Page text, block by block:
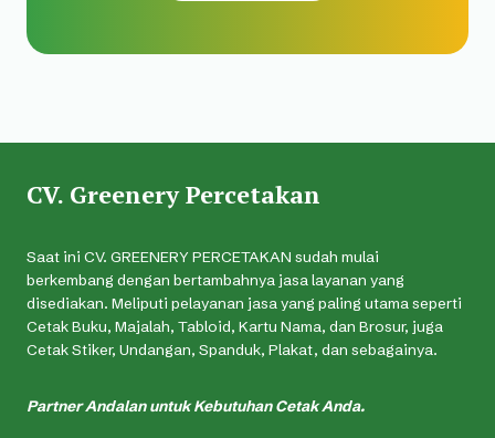
CV. Greenery Percetakan
Saat ini CV. GREENERY PERCETAKAN sudah mulai
berkembang dengan bertambahnya jasa layanan yang
disediakan. Meliputi pelayanan jasa yang paling utama seperti
Cetak Buku, Majalah, Tabloid, Kartu Nama, dan Brosur, juga
Cetak Stiker, Undangan, Spanduk, Plakat, dan sebagainya.
Partner Andalan untuk Kebutuhan Cetak Anda.